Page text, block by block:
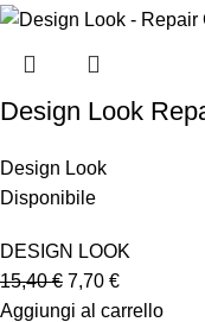
Design Look
Design Look
Disponibile
DESIGN LOOK
15,40€ 7,70 €
Aggiungi al carrello